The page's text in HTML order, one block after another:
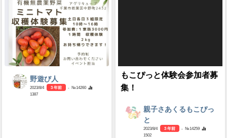
野遊び人
2023/8/4 3 年前
- №14260
1387
もこぴっと体験会参加者募
集！
親子さあくるもこぴっ
と
2023/8/4 3 年前
- №14259
1502